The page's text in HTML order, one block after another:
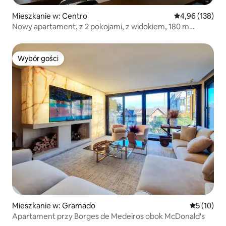
Mieszkanie w: Centro Średnia
4,96 (138)
Nowy apartament, z 2 pokojami, z widokiem, 180 m
Wybór gości
Wybór gości
Mieszkanie w: Gramado Średnia
5 (10)
Apartament przy Borges de Medeiros obok McDonald's